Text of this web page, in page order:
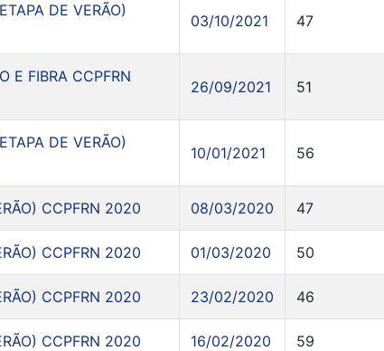
DE VERÃO)
03/10/2021 47
E FIBRA CCPFRN
26/09/2021 51
DE VERÃO)
10/01/2021 56
CCPFRN 2020 08/03/2020 47
CCPFRN 2020 01/03/2020 50
CCPFRN 2020 23/02/2020 46
CCPFRN 2020 16/02/2020 59